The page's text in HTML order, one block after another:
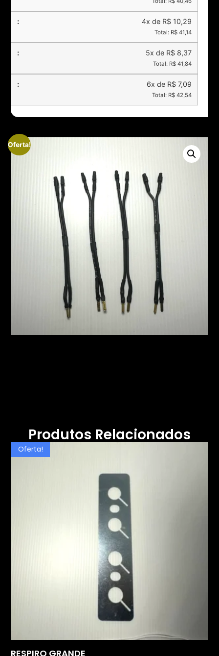
4x de R$ 10,29
Total: R$ 41,14
5x de R$ 8,37
Total: R$ 41,84
6x de R$ 7,09
Total: R$ 42,54
Oferta!
Produtos Relacionados
Oferta!
RESPIRO GRANDE